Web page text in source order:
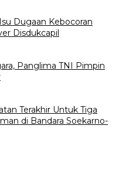
Dugaan Kebocoran
Disdukcapil
Panglima TNI Pimpin
Terakhir Untuk Tiga
di Bandara Soekarno-